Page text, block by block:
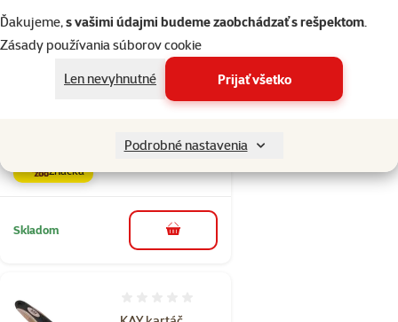
Ďakujeme,s vašimi údajmi budeme zaobchádzať s rešpektom.
Zásady používania súborov cookie
Len nevyhnutné
Prijať všetko
Podrobné nastavenia
Šampón KAY for
CAT pre obnovu
srsti 250ml
Hodnotenie 0%
Cena
4,79 €
značka
Skladom do košíka